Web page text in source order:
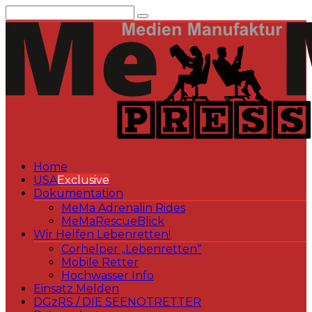
Inhalt
springen
Home
USAExclusive
Dokumentation
MeMa Adrenalin Rides
MeMaRescueBlick
Wir Helfen Lebenretten!
Corhelper „Lebenretten“
Mobile Retter
Hochwasser Info
Einsatz Melden
DGzRS / DIE SEENOTRETTER